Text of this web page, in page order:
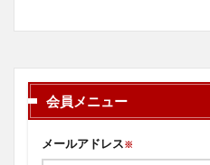
会員メニュー
メールアドレス※